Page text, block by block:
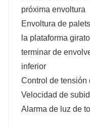
próxima envoltura
Envoltura de
la plataforma
terminar de
inferior
Control de
Velocidad de
Alarma de luz de